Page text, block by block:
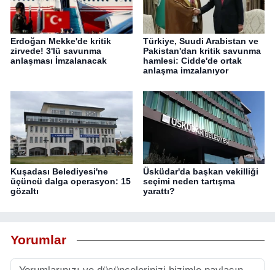
Erdoğan Mekke'de kritik
zirvede! 3'lü savunma
anlaşması İmzalanacak
Türkiye, Suudi Arabistan ve
Pakistan'dan kritik savunma
hamlesi: Cidde'de ortak
anlaşma imzalanıyor
Kuşadası Belediyesi'ne
üçüncü dalga operasyon: 15
gözaltı
Üsküdar'da başkan vekilliği
seçimi neden tartışma
yarattı?
Yorumlar